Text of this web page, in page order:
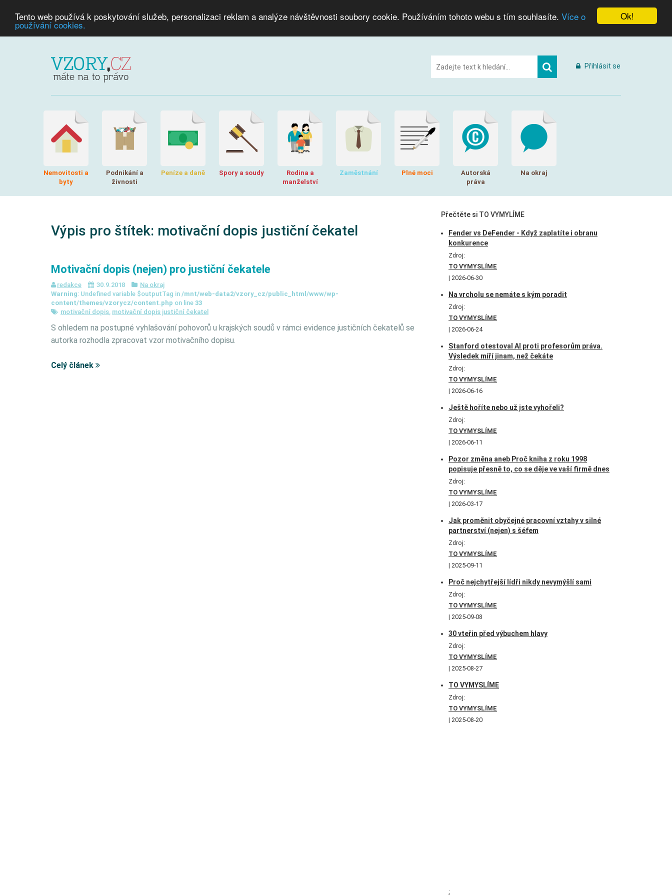
Ok!
Tento web používá k poskytování služeb, personalizaci reklam a analýze návštěvnosti soubory cookie. Používáním tohoto webu s tím souhlasíte. Více o
používání cookies.
Přihlásit se
Nemovitosti a
byty
Podnikání a
živnosti
Peníze a daně Spory a soudy
Rodina a
manželství
Zaměstnání Plné moci
Autorská
práva
Na okraj
Výpis pro štítek: motivační dopis justiční čekatel
Motivační dopis (nejen) pro justiční čekatele
redakce 30.9.2018
Na okraj
Warning: Undefined variable $outputTag in /mnt/web-data2/vzory_cz/public_html/www/wp-
content/themes/vzorycz/content.php on line 33
motivační dopis, motivační dopis justiční čekatel
S ohledem na postupné vyhlašování pohovorů u krajských soudů v rámci evidence justičních čekatelů se
autorka rozhodla zpracovat vzor motivačního dopisu.
Celý článek
Přečtěte si TO VYMYLÍME
Fender vs DeFender - Když zaplatíte i obranu
konkurence
Zdroj:
TO VYMYSLÍME
2026-06-30
Na vrcholu se nemáte s kým poradit
Zdroj:
TO VYMYSLÍME
2026-06-24
Stanford otestoval AI proti profesorům práva.
Výsledek míří jinam, než čekáte
Zdroj:
TO VYMYSLÍME
2026-06-16
Ještě hoříte nebo už jste vyhořeli?
Zdroj:
TO VYMYSLÍME
2026-06-11
Pozor změna aneb Proč kniha z roku 1998
popisuje přesně to, co se děje ve vaší firmě dnes
Zdroj:
TO VYMYSLÍME
2026-03-17
Jak proměnit obyčejné pracovní vztahy v silné
partnerství (nejen) s šéfem
Zdroj:
TO VYMYSLÍME
2025-09-11
Proč nejchytřejší lídři nikdy nevymýšlí sami
Zdroj:
TO VYMYSLÍME
2025-09-08
30 vteřin před výbuchem hlavy
Zdroj:
TO VYMYSLÍME
2025-08-27
TO VYMYSLÍME
Zdroj:
TO VYMYSLÍME
2025-08-20
;